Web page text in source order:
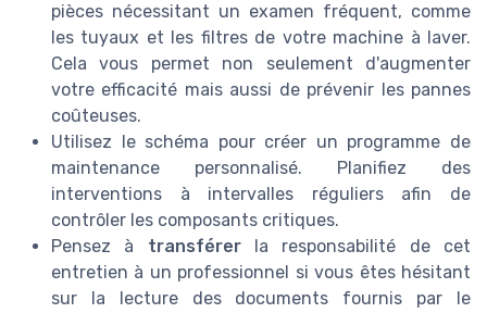
pièces nécessitant un examen fréquent, comme
les tuyaux et les filtres de votre machine à laver.
Cela vous permet non seulement d'augmenter
votre efficacité mais aussi de prévenir les pannes
coûteuses.
Utilisez le schéma pour créer un programme de
maintenance personnalisé. Planifiez des
interventions à intervalles réguliers afin de
contrôler les composants critiques.
Pensez à transférerla responsabilité de cet
entretien à un professionnel si vous êtes hésitant
sur la lecture des documents fournis par le